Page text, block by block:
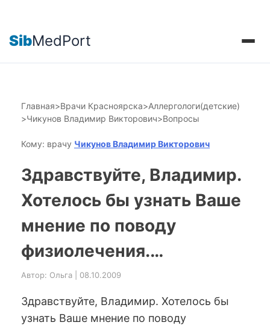
SibMedPort
Главная>Врачи Красноярска>Аллергологи(детские)
>Чикунов Владимир Викторович>Вопросы
Кому: врачу Чикунов Владимир Викторович
Здравствуйте, Владимир.
Хотелось бы узнать Ваше
мнение по поводу
физиолечения.…
Автор: Ольга | 08.10.2009
Здравствуйте, Владимир. Хотелось бы
узнать Ваше мнение по поводу